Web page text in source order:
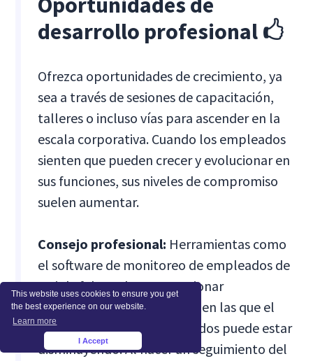
This website uses cookies to ensure you get
the best experience on our website.
Learn more
I Accept
desarrollo profesional 🖒
Ofrezca oportunidades de crecimiento, ya
sea a través de sesiones de capacitación,
talleres o incluso vías para ascender en la
escala corporativa. Cuando los empleados
sienten que pueden crecer y evolucionar en
sus funciones, sus niveles de compromiso
suelen aumentar.
Consejo profesional: Herramientas como
el software de monitoreo de empleados de
Insightful pueden proporcionar
información sobre las áreas en las que el
compromiso de los empleados puede estar
disminuyendo. Al hacer un seguimiento del